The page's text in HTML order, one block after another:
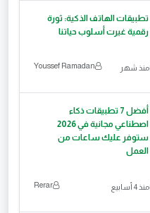
تطبيقات الهاتف الذكية: ثورة
رقمية غيرت أسلوب حياتنا
منذ شهر Youssef Ramadan
أفضل 7 تطبيقات ذكاء
اصطناعي مجانية في 2026
ستوفر عليك ساعات من
العمل
منذ 4 أسابيع Rerar